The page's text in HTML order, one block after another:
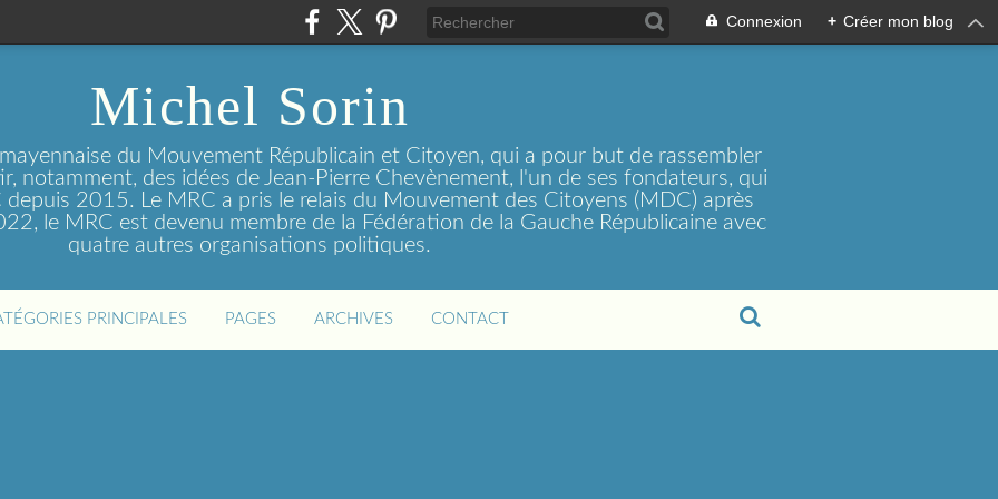
Connexion + Créer mon blog
Michel Sorin
du Mouvement Républicain et Citoyen, qui a pour but de rassembler
notamment, des idées de Jean-Pierre Chevènement, l'un de ses fondateurs, qui
2015. Le MRC a pris le relais du Mouvement des Citoyens (MDC) après
le MRC est devenu membre de la Fédération de la Gauche Républicaine avec
quatre autres organisations politiques.
PRINCIPALES PAGES ARCHIVES CONTACT